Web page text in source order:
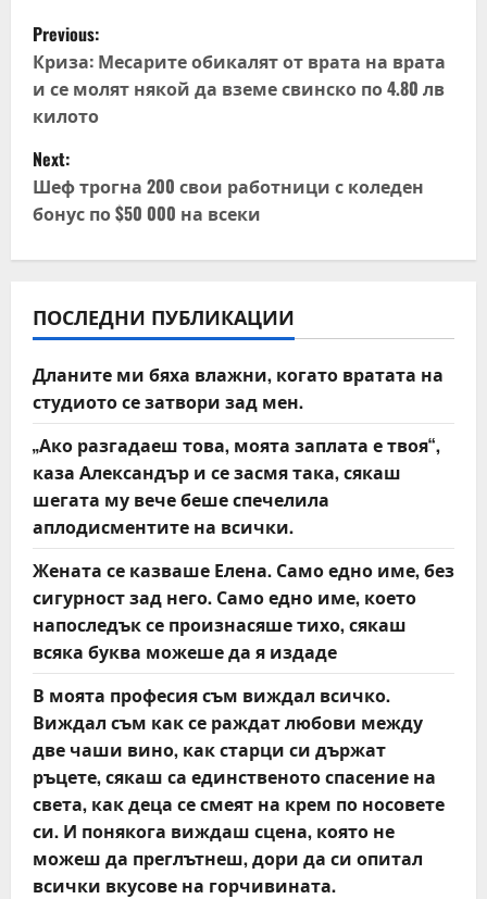
P
o
s
t
n
a
v
i
g
a
t
i
o
n
Previous:
Криза: Месарите обикалят от врата на врата
и се молят някой да вземе свинско по 4.80 лв
килото
Next:
Шеф трогна 200 свои работници с коледен
бонус по $50 000 на всеки
ПОСЛЕДНИ ПУБЛИКАЦИИ
Дланите ми бяха влажни, когато вратата на
студиото се затвори зад мен.
„Ако разгадаеш това, моята заплата е твоя“,
каза Александър и се засмя така, сякаш
шегата му вече беше спечелила
аплодисментите на всички.
Жената се казваше Елена. Само едно име, без
сигурност зад него. Само едно име, което
напоследък се произнасяше тихо, сякаш
всяка буква можеше да я издаде
В моята професия съм виждал всичко.
Виждал съм как се раждат любови между
две чаши вино, как старци си държат
ръцете, сякаш са единственото спасение на
света, как деца се смеят на крем по носовете
си. И понякога виждаш сцена, която не
можеш да преглътнеш, дори да си опитал
всички вкусове на горчивината.